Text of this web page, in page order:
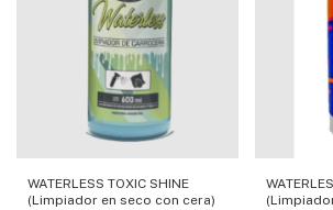
WATERLESS TOXIC SHINE
(Limpiador en seco con cera)